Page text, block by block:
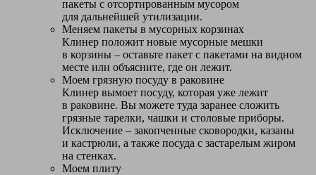
пакеты с отсортированным мусором
для дальнейшей утилизации.
Меняем пакеты в мусорных корзинах
Клинер положит новые мусорные мешки
в корзины – оставьте пакет с пакетами на видном
месте или объясните, где он лежит.
Моем грязную посуду в раковине
Клинер вымоет посуду, которая уже лежит
в раковине. Вы можете туда заранее сложить
грязные тарелки, чашки и столовые приборы.
Исключение – закопченные сковородки, казаны
и кастрюли, а также посуда с застарелым жиром
на стенках.
Моем плиту